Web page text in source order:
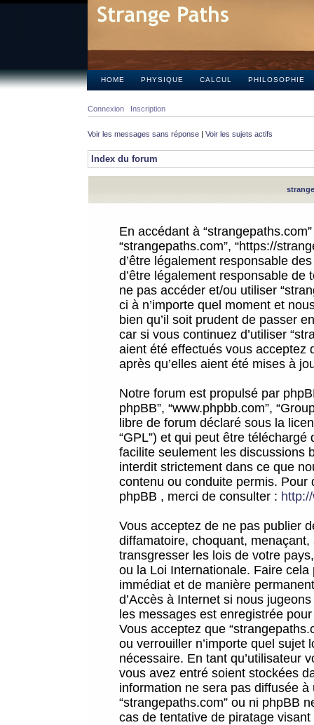
HOME PHYSIQUE CALCUL PHILOSOPHIE
Connexion Inscription
Voir les messages sans réponse | Voir les sujets actifs
Index du forum
En accédant à
“strangepaths.com”, “https://
d’être légalement responsable
d’être légalement responsable
ne pas accéder et/ou utiliser
ci à n’importe quel moment et
bien qu’il soit prudent de passer
car si vous continuez d’utiliser
aient été effectués vous acceptez
après qu’elles aient été mises à
Notre forum est propulsé par
phpBB”, “www.phpbb.com”,
libre de forum déclaré sous la
“GPL”) et qui peut être téléchargé
facilite seulement les discussions
interdit strictement dans ce que
contenu ou conduite permis.
phpBB , merci de consulter :
Vous acceptez de ne pas publier
diffamatoire, choquant,
transgresser les lois de votre
ou la Loi Internationale. Faire
immédiat et de manière
d’Accès à Internet si nous
les messages est enregistrée
Vous acceptez que
ou verrouiller n’importe quel sujet
nécessaire. En tant qu’utilisateur
vous avez entré soient stockées
information ne sera pas diffusée
“strangepaths.com” ou ni phpBB
cas de tentative de piratage